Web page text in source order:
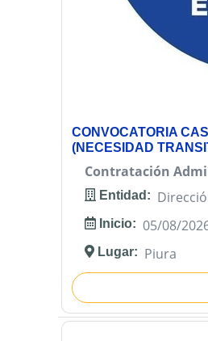
CONVOCATORIA
(NECESIDAD
Contratación
Entidad:
Inicio: 05/08/
Lugar: Piura